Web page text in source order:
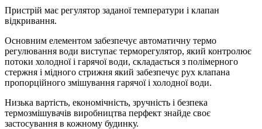
Пристрій має регулятор заданої температури і клапан
відкривання.
Основним елементом забезпечує автоматичну термо
регулювання води виступає терморегулятор, який контролює
потоки холодної і гарячої води, складається з полімерного
стержня і мідного стрижня який забезпечує рух клапана
пропорційного змішування гарячої і холодної води.
Низька вартість, економічність, зручність і безпека
термозмішувачів виробництва перфект знайде своє
застосування в кожному будинку.